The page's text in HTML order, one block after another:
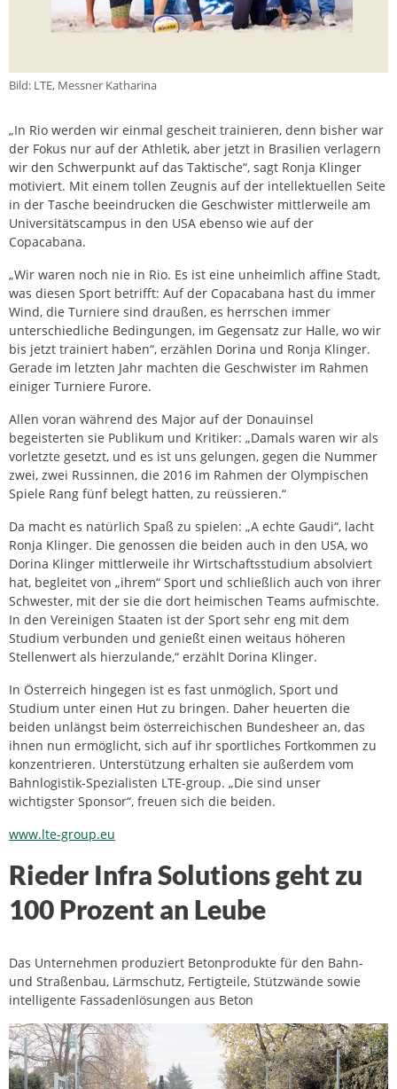
Bild: LTE, Messner Katharina
„In Rio werden wir einmal gescheit trainieren, denn bisher war
der Fokus nur auf der Athletik, aber jetzt in Brasilien verlagern
wir den Schwerpunkt auf das Taktische“, sagt Ronja Klinger
motiviert. Mit einem tollen Zeugnis auf der intellektuellen Seite
in der Tasche beeindrucken die Geschwister mittlerweile am
Universitätscampus in den USA ebenso wie auf der
Copacabana.
„Wir waren noch nie in Rio. Es ist eine unheimlich affine Stadt,
was diesen Sport betrifft: Auf der Copacabana hast du immer
Wind, die Turniere sind draußen, es herrschen immer
unterschiedliche Bedingungen, im Gegensatz zur Halle, wo wir
bis jetzt trainiert haben“, erzählen Dorina und Ronja Klinger.
Gerade im letzten Jahr machten die Geschwister im Rahmen
einiger Turniere Furore.
Allen voran während des Major auf der Donauinsel
begeisterten sie Publikum und Kritiker: „Damals waren wir als
vorletzte gesetzt, und es ist uns gelungen, gegen die Nummer
zwei, zwei Russinnen, die 2016 im Rahmen der Olympischen
Spiele Rang fünf belegt hatten, zu reüssieren.“
Da macht es natürlich Spaß zu spielen: „A echte Gaudi“, lacht
Ronja Klinger. Die genossen die beiden auch in den USA, wo
Dorina Klinger mittlerweile ihr Wirtschaftsstudium absolviert
hat, begleitet von „ihrem“ Sport und schließlich auch von ihrer
Schwester, mit der sie die dort heimischen Teams aufmischte.
In den Vereinigen Staaten ist der Sport sehr eng mit dem
Studium verbunden und genießt einen weitaus höheren
Stellenwert als hierzulande,“ erzählt Dorina Klinger.
In Österreich hingegen ist es fast unmöglich, Sport und
Studium unter einen Hut zu bringen. Daher heuerten die
beiden unlängst beim österreichischen Bundesheer an, das
ihnen nun ermöglicht, sich auf ihr sportliches Fortkommen zu
konzentrieren. Unterstützung erhalten sie außerdem vom
Bahnlogistik-Spezialisten LTE-group. „Die sind unser
wichtigster Sponsor“, freuen sich die beiden.
www.lte-group.eu
Rieder Infra Solutions geht zu
100 Prozent an Leube
Das Unternehmen produziert Betonprodukte für den Bahn-
und Straßenbau, Lärmschutz, Fertigteile, Stützwände sowie
intelligente Fassadenlösungen aus Beton